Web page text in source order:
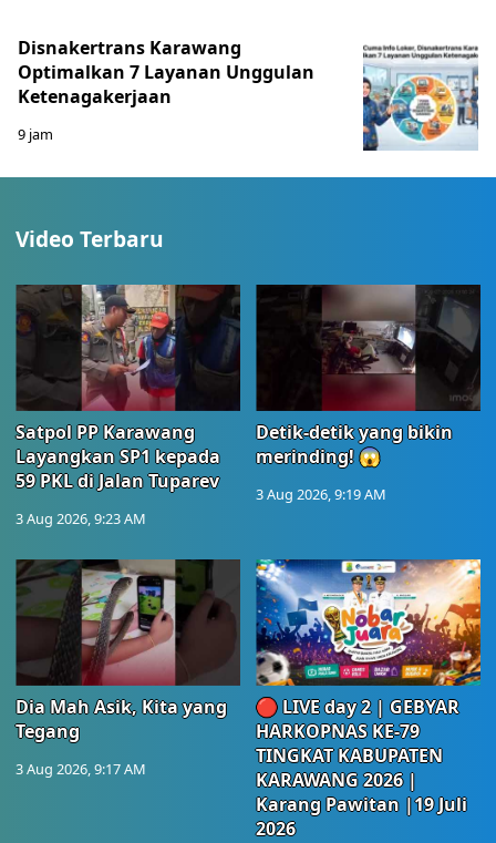
Disnakertrans Karawang
Optimalkan 7 Layanan Unggulan
Ketenagakerjaan
9 jam
Video Terbaru
Satpol PP Karawang
Layangkan SP1 kepada
59 PKL di Jalan Tuparev
3 Aug 2026, 9:23 AM
Detik-detik yang bikin
merinding! 😱
3 Aug 2026, 9:19 AM
Dia Mah Asik, Kita yang
Tegang
3 Aug 2026, 9:17 AM
🔴 LIVE day 2 | GEBYAR
HARKOPNAS KE-79
TINGKAT KABUPATEN
KARAWANG 2026 |
Karang Pawitan |19 Juli
2026